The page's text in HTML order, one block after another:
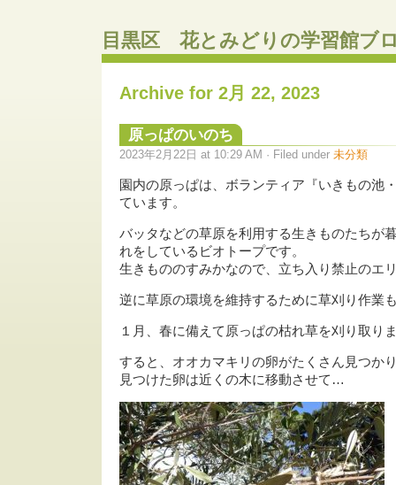
目黒区 花とみどりの学習館ブ
Archive for 2月 22, 2023
原っぱのいのち
2023年2月22日 at 10:29 AM · Filed under 未分類
園内の原っぱは、ボランティア『いきもの池
ています。
バッタなどの草原を利用する生きものたちが
れをしているビオトープです。
生きもののすみかなので、立ち入り禁止のエ
逆に草原の環境を維持するために草刈り作業
１月、春に備えて原っぱの枯れ草を刈り取り
すると、オオカマキリの卵がたくさん見つか
見つけた卵は近くの木に移動させて…